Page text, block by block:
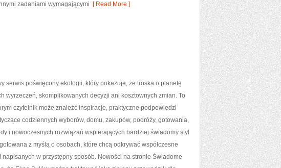
zadaniami wymagającymi [ Read More ]
serwis poświęcony ekologii, który pokazuje, że troska o planetę
wyrzeczeń, skomplikowanych decyzji ani kosztownych zmian. To
czytelnik może znaleźć inspiracje, praktyczne podpowiedzi
codziennych wyborów, domu, zakupów, podróży, gotowania,
i nowoczesnych rozwiązań wspierających bardziej świadomy styl
z myślą o osobach, które chcą odkrywać współczesne
w przystępny sposób. Nowości na stronie Świadome